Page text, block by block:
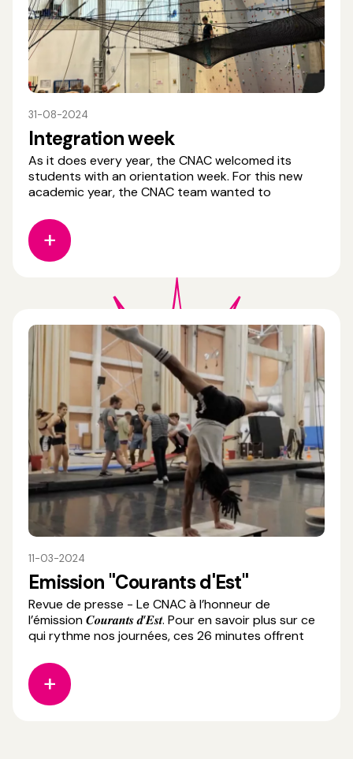
31-08-2024
Integration week
As it does every year, the CNAC welcomed its
students with an orientation week. For this new
academic year, the CNAC team wanted to
plan their future, and raise awareness of the
school's values. This week of meetings also
focused on discovering the
11-03-2024
Emission "Courants d'Est"
Revue de presse - Le CNAC à l’honneur de
l’émission 𝑪𝒐𝒖𝒓𝒂𝒏𝒕𝒔 𝒅’𝑬𝒔𝒕. Pour en savoir plus sur ce
qui rythme nos journées, ces 26 minutes offrent
notre établissement. Soutenir le cirque
contemporain, entraînement, création,
transmission, ingénierie